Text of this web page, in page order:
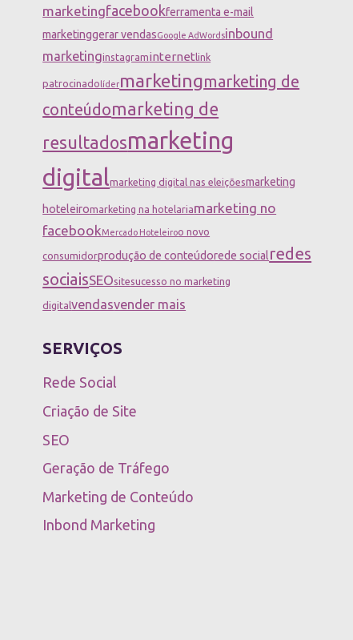
marketingfacebookferramenta e-mail
marketinggerar vendasGoogle AdWordsinbound
marketinginstagraminternetlink
patrocinadolídermarketingmarketing de
conteúdomarketing de
resultadosmarketing
digitalmarketing digital nas eleiçõesmarketing
hoteleiromarketing na hotelariamarketing no
facebookMercado Hoteleiroo novo
consumidorprodução de conteúdorede socialredes
sociaisSEOsitesucesso no marketing
digitalvendasvender mais
SERVIÇOS
Rede Social
Criação de Site
SEO
Geração de Tráfego
Marketing de Conteúdo
Inbond Marketing